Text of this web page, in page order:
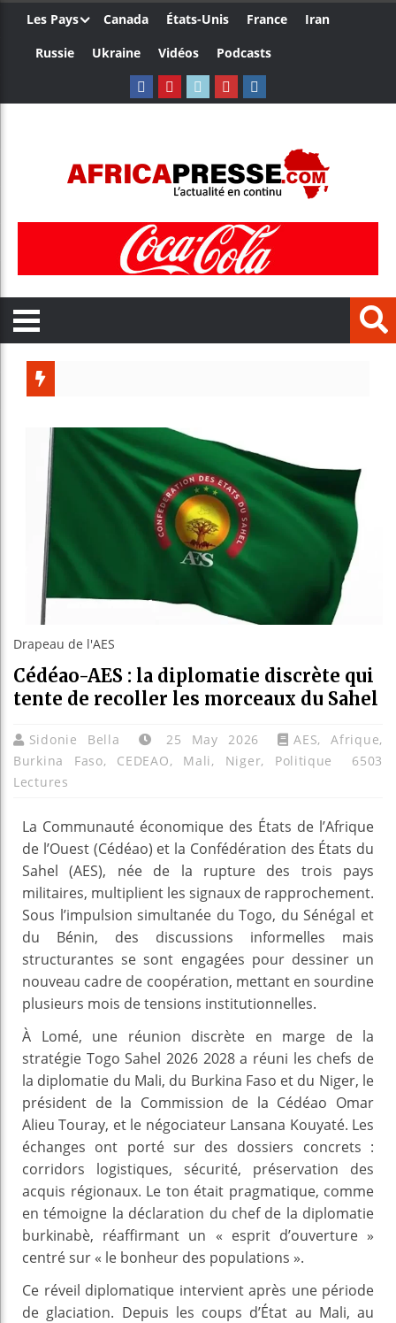
Les Pays Canada États-Unis France
Iran
Russie
Ukraine Vidéos Podcasts
Aliko
Drapeau de l'AES
Cédéao-AES : la diplomatie discrète qui
tente de recoller les morceaux du Sahel
Sidonie Bella 25 May 2026 AES,Afrique,
Burkina Faso, CEDEAO, Mali, Niger, Politique
6503
Lectures
La Communauté économique des États de l’Afrique
de l’Ouest (Cédéao) et la Confédération des États du
Sahel (AES), née de la rupture des trois pays
militaires, multiplient les signaux de rapprochement.
Sous l’impulsion simultanée du Togo, du Sénégal et
du Bénin, des discussions informelles mais
structurantes se sont engagées pour dessiner un
nouveau cadre de coopération, mettant en sourdine
plusieurs mois de tensions institutionnelles.
À Lomé, une réunion discrète en marge de la
stratégie Togo Sahel 2026 2028 a réuni les chefs de
la diplomatie du Mali, du Burkina Faso et du Niger, le
président de la Commission de la Cédéao Omar
Alieu Touray, et le négociateur Lansana Kouyaté. Les
échanges ont porté sur des dossiers concrets :
corridors logistiques, sécurité, préservation des
acquis régionaux. Le ton était pragmatique, comme
en témoigne la déclaration du chef de la diplomatie
burkinabè, réaffirmant un « esprit d’ouverture »
centré sur « le bonheur des populations ».
Ce réveil diplomatique intervient après une période
de glaciation. Depuis les coups d’État au Mali, au